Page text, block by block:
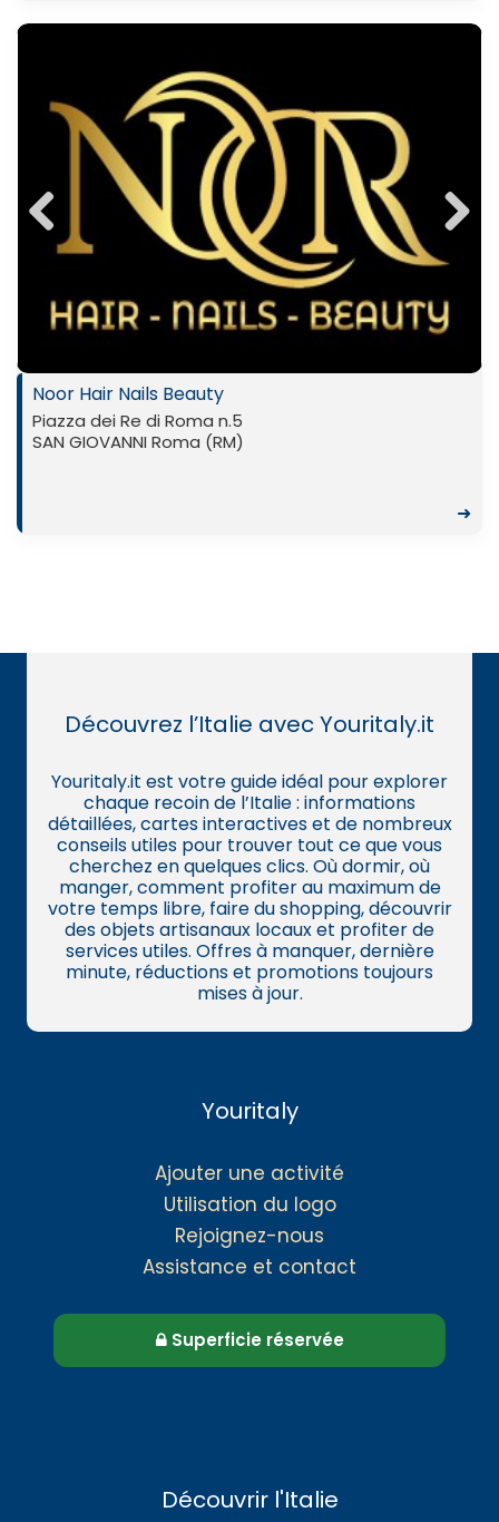
Next
Noor Hair Nails Beauty
Piazza dei Re di Roma n.5
SAN GIOVANNI Roma (RM)
➜
Découvrez l’Italie avec Youritaly.it
Youritaly.it est votre guide idéal pour explorer
chaque recoin de l’Italie : informations
détaillées, cartes interactives et de nombreux
conseils utiles pour trouver tout ce que vous
cherchez en quelques clics. Où dormir, où
manger, comment profiter au maximum de
votre temps libre, faire du shopping, découvrir
des objets artisanaux locaux et profiter de
services utiles. Offres à manquer, dernière
minute, réductions et promotions toujours
mises à jour.
Youritaly
Ajouter une activité
Utilisation du logo
Rejoignez-nous
Assistance et contact
Superficie réservée
Découvrir l'Italie